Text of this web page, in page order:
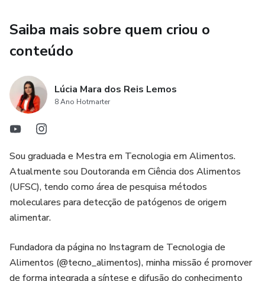
Saiba mais sobre quem criou o
conteúdo
Lúcia Mara dos Reis Lemos
8 Ano Hotmarter
Sou graduada e Mestra em Tecnologia em Alimentos.
Atualmente sou Doutoranda em Ciência dos Alimentos
(UFSC), tendo como área de pesquisa métodos
moleculares para detecção de patógenos de origem
alimentar.
Fundadora da página no Instagram de Tecnologia de
Alimentos (@tecno_alimentos), minha missão é promover
de forma integrada a síntese e difusão do conhecimento